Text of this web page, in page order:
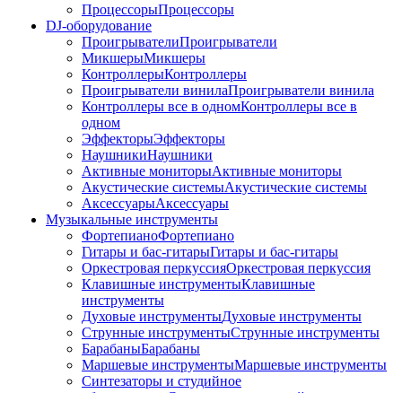
ПроцессорыПроцессоры
DJ-оборудование
ПроигрывателиПроигрыватели
МикшерыМикшеры
КонтроллерыКонтроллеры
Проигрыватели винилаПроигрыватели винила
Контроллеры все в одномКонтроллеры все в
одном
ЭффекторыЭффекторы
НаушникиНаушники
Активные мониторыАктивные мониторы
Акустические системыАкустические системы
АксессуарыАксессуары
Музыкальные инструменты
ФортепианоФортепиано
Гитары и бас-гитарыГитары и бас-гитары
Оркестровая перкуссияОркестровая перкуссия
Клавишные инструментыКлавишные
инструменты
Духовые инструментыДуховые инструменты
Струнные инструментыСтрунные инструменты
БарабаныБарабаны
Маршевые инструментыМаршевые инструменты
Синтезаторы и студийное